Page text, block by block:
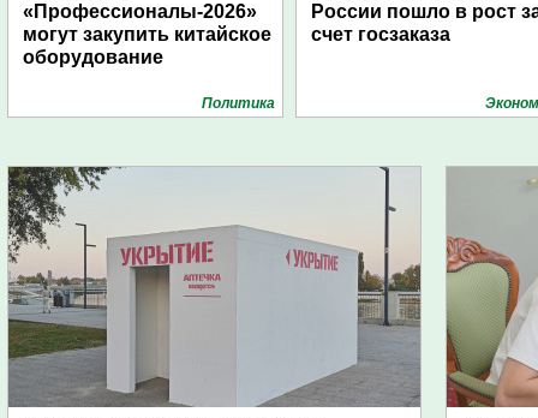
«Профессионалы-2026»
могут закупить китайское
оборудование
Политика
России пошло в рост
счет госзаказа